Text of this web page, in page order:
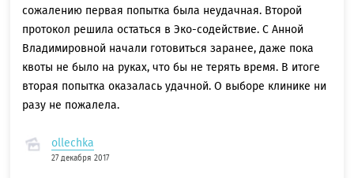
сожалению первая попытка была неудачная. Второй
протокол решила остаться в Эко-содействие. С Анной
Владимировной начали готовиться заранее, даже пока
квоты не было на руках, что бы не терять время. В итоге
вторая попытка оказалась удачной. О выборе клинике ни
разу не пожалела.
ollechka
27 декабря 2017